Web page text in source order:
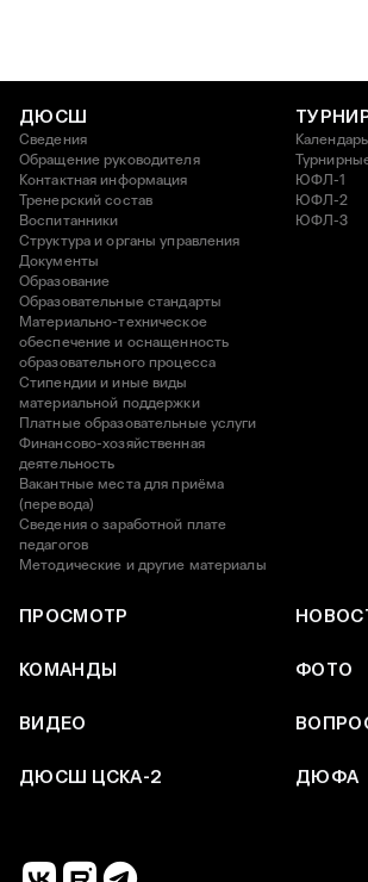
ДЮСШ
Сведения
Обращение руководителя
Контактная информация
Тренерский состав
Воспитанники
Структура и органы управления
Документы
Образование
Образовательные стандарты
Материально-техническое
обеспечение и оснащенность
образовательного процесса
Стипендии и иные виды
материальной поддержки
Платные образовательные услуги
Финансово-хозяйственная
деятельность
Вакантные места для приёма
(перевода)
Сведения о заработной плате
педагогов
Методические и другие материалы
ЮФЛ-1
ЮФЛ-2
ЮФЛ-3
ПРОСМОТР
КОМАНДЫ ФОТО
ВИДЕО
ДЮСШ ЦСКА-2 ДЮФА